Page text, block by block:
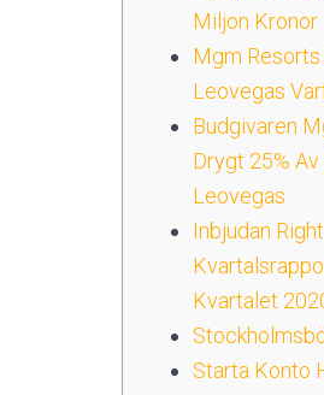
Miljon Kronor
Mgm
Leovegas
Budgivaren
Drygt 25%
Leovegas
Inbjudan
Kvartalet
Starta Konto